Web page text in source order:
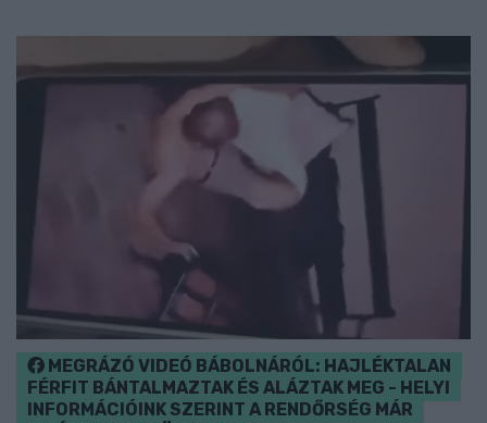
MEGRÁZÓ VIDEÓ BÁBOLNÁRÓL: HAJLÉKTALAN
FÉRFIT BÁNTALMAZTAK ÉS ALÁZTAK MEG - HELYI
INFORMÁCIÓINK SZERINT A RENDŐRSÉG MÁR